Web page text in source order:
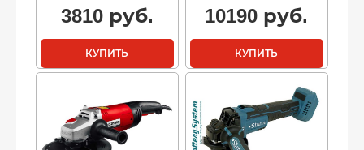
3810руб.
КУПИТЬ
10190 руб.
КУПИТЬ